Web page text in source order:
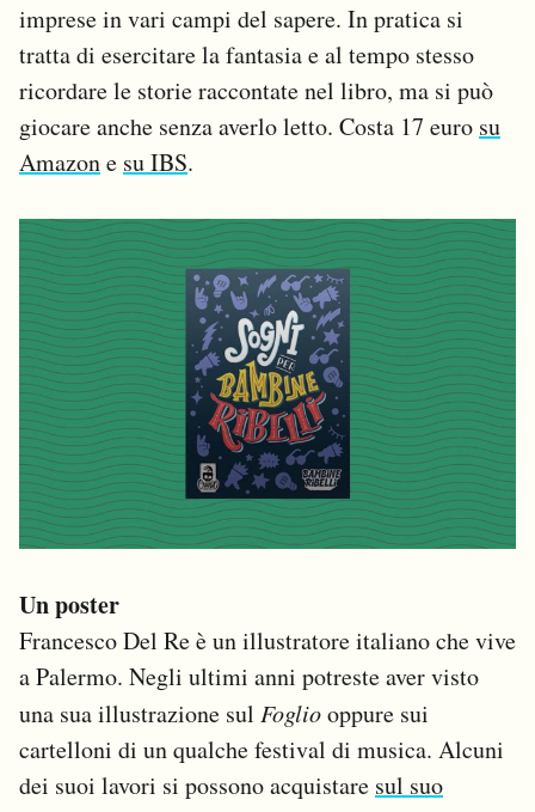
imprese in vari campi del sapere. In pratica si
tratta di esercitare la fantasia e al tempo stesso
ricordare le storie raccontate nel libro, ma si può
giocare anche senza averlo letto. Costa 17 euro su
Amazone su IBS.
Un poster
Francesco Del Re è un illustratore italiano che vive
a Palermo. Negli ultimi anni potreste aver visto
una sua illustrazione sul Fogliooppure sui
cartelloni di un qualche festival di musica. Alcuni
dei suoi lavori si possono acquistare sul suo